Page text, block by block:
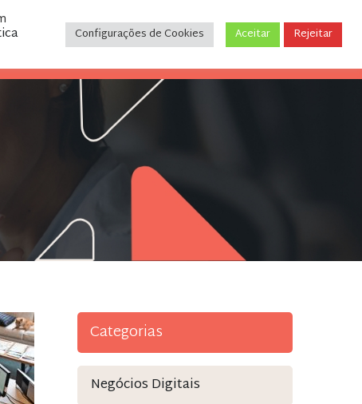
CONTATO (31) 3243-9035
Categorias
Negócios Digitais
Configurações de Cookies Aceitar Rejeitar